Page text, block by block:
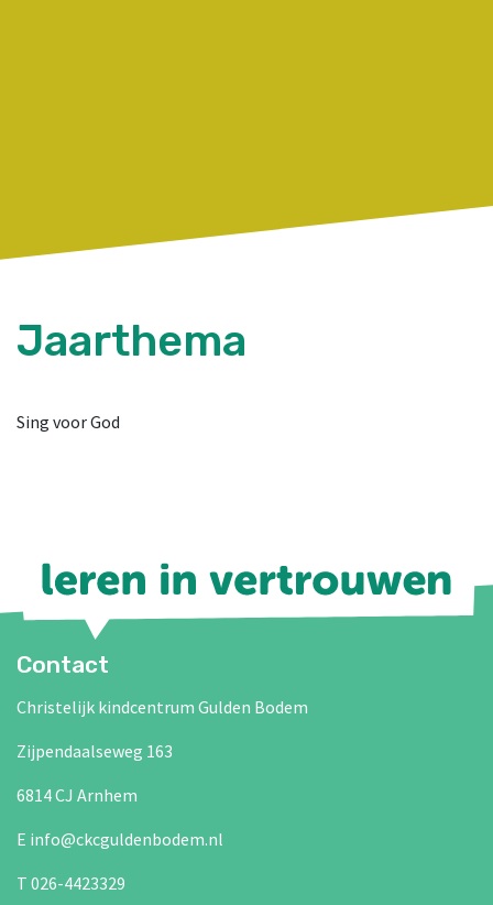
Jaarthema
Sing voor God
Contact
Christelijk kindcentrum Gulden Bodem
Zijpendaalseweg 163
6814 CJ Arnhem
E info@ckcguldenbodem.nl
T 026-4423329